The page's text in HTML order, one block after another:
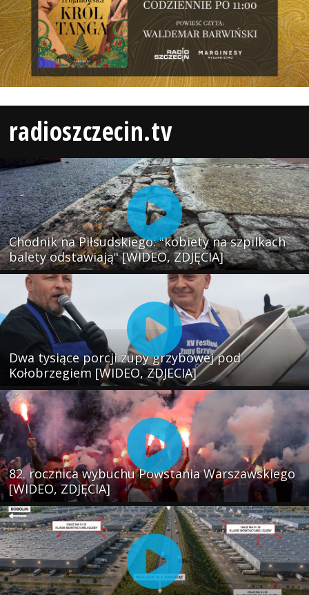
radioszczecin.tv
Chodnik na Piłsudskiego: "kobiety na szpilkach
balety odstawiają" [WIDEO, ZDJĘCIA]
Dwa tysiące porcji zupy grzybowej pod
Kołobrzegiem [WIDEO, ZDJECIA]
82. rocznica wybuchu Powstania Warszawskiego
[WIDEO, ZDJĘCIA]